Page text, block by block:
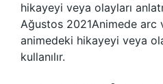
hikayeyi veya olayları
Ağustos 2021Animede arc
animedeki hikayeyi veya
kullanılır.